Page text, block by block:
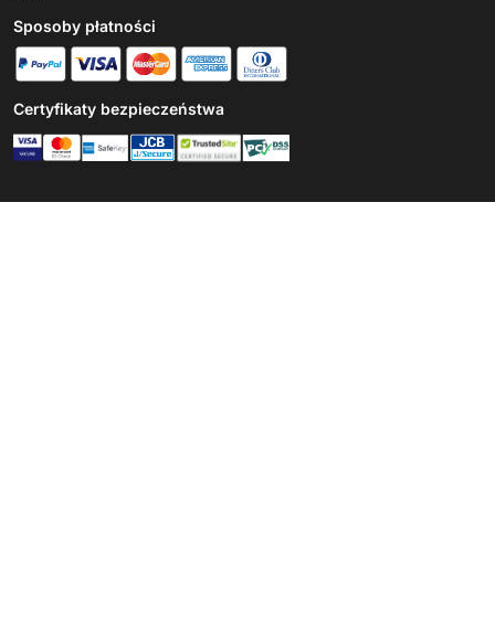
Sposoby płatności
Certyfikaty bezpieczeństwa